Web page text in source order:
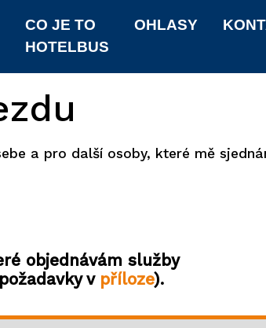
CO JE TO
HOTELBUS
OHLASY
a pro další osoby, které mě
objednávám služby
v příloze).